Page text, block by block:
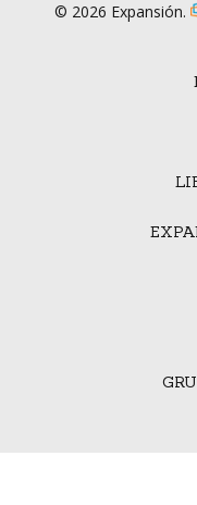
© 2026 Expansión.